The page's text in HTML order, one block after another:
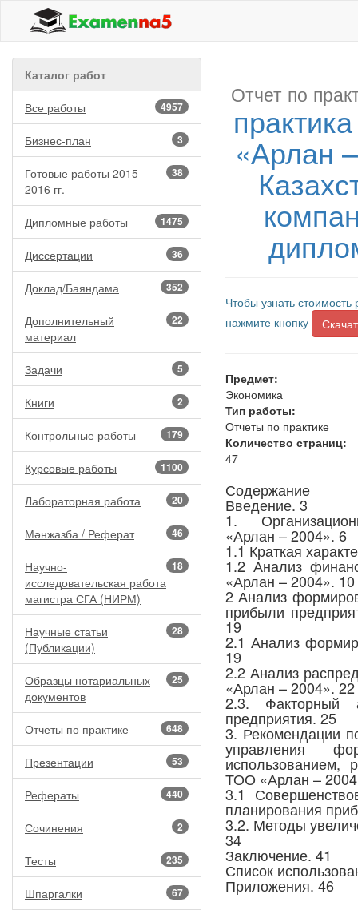
Каталог работ
4957
Все работы
3
Бизнес-план
38
Готовые работы 2015-
2016 гг.
1475
Дипломные работы
36
Диссертации
352
Доклад/Баяндама
22
Дополнительный
материал
5
Задачи
2
Книги
179
Контрольные работы
1100
Курсовые работы
20
Лабораторная работа
46
Мәнжазба / Реферат
18
Научно-
исследовательская работа
магистра СГА (НИРМ)
28
Научные статьи
(Публикации)
25
Образцы нотариальных
документов
648
Отчеты по практике
53
Презентации
440
Рефераты
2
Сочинения
235
Тесты
67
Шпаргалки
Отчет по
«Арлан
Чтобы узнать
нажмите кнопку
Предмет:
Экономика
Тип работы:
Отчеты по практике
Количество страниц:
47
Содержание
Введение. 3
1.
«Арлан – 2004». 6
1.1 Краткая
1.2 Анализ
«Арлан – 2004». 10
2 Анализ
прибыли
19
2.1 Анализ
19
2.2 Анализ
«Арлан – 2004». 22
2.3. Факторный
предприятия. 25
3. Рекомендации
управления
использованием,
ТОО «Арлан –
3.1
планирования
3.2. Методы
34
Заключение. 41
Список
Приложения. 46